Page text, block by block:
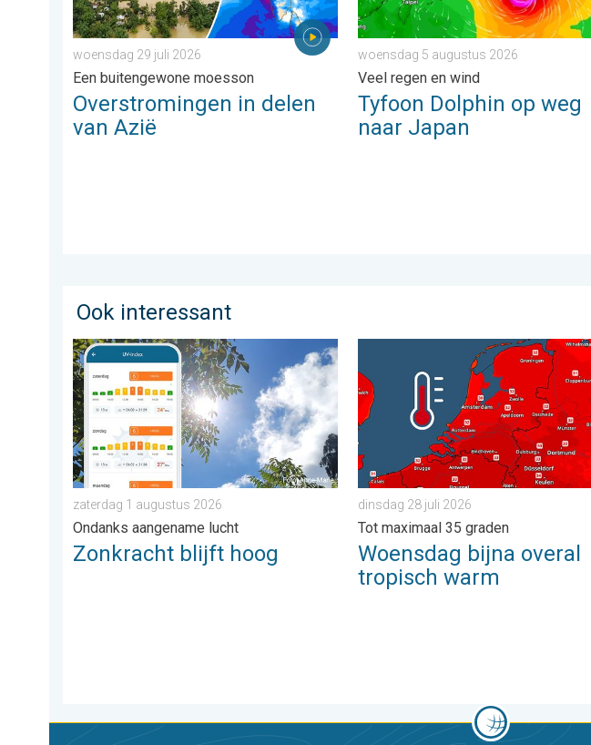
woensdag 29 juli 2026
Een buitengewone moesson
Overstromingen in delen
van Azië
woensdag 5 augustus 2026
Veel regen en wind
Tyfoon Dolphin op weg
naar Japan
Ook interessant
Zonkracht blijft hoog. Ondanks aangename lucht. . . zaterdag 1 augustus 2026
zaterdag 1 augustus 2026
Ondanks aangename lucht
Zonkracht blijft hoog
Woensdag bijna overal tropisch
dinsdag 28 juli 2026
Tot maximaal 35 graden
Woensdag bijna overal
tropisch warm